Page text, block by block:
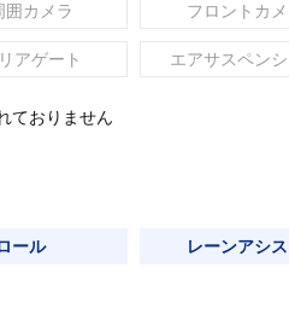
囲カメラ フロントカメ
アゲート エアサスペン
ておりません
ール レーンアシ